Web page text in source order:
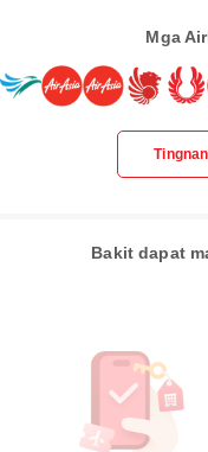
Mga
Bakit dapat